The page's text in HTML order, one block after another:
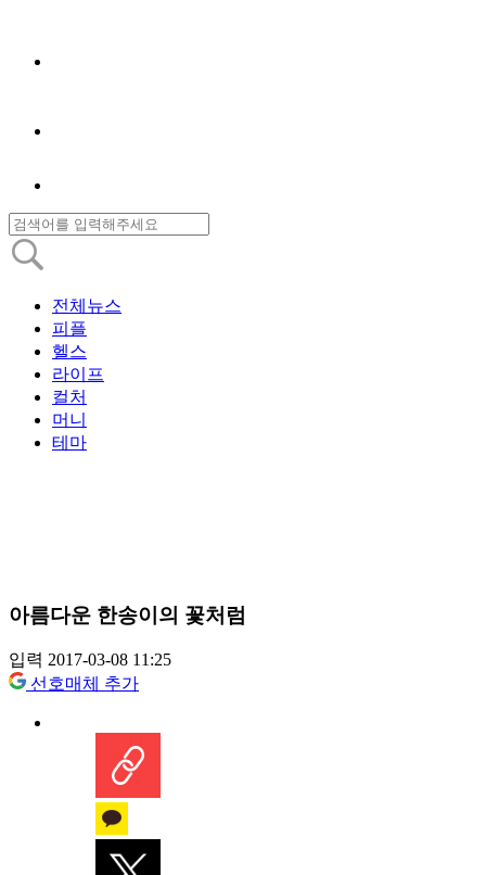
전체뉴스
피플
헬스
라이프
컬처
머니
테마
아름다운 한송이의 꽃처럼
입력 2017-03-08 11:25
선호매체 추가